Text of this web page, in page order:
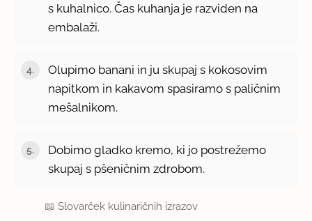
s kuhalnico. Čas kuhanja je razviden na
embalaži.
Olupimo banani in ju skupaj s kokosovim
napitkom in kakavom spasiramo s paličnim
mešalnikom.
Dobimo gladko kremo, ki jo postrežemo
skupaj s pšeničnim zdrobom.
📖Slovarček kulinaričnih izrazov